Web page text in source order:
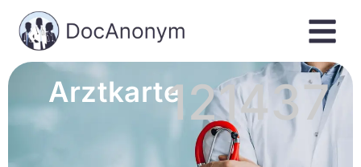
Arztkarte121437